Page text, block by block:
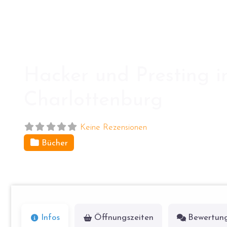
Keine Rezensionen
Bücher
Infos Öffnungszeiten